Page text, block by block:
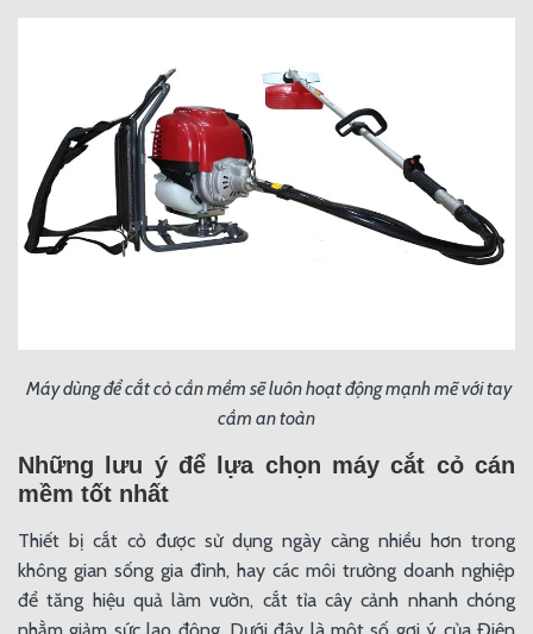
Máy dùng để cắt cỏ cần mềm sẽ luôn hoạt động mạnh mẽ với tay
cầm an toàn
Những lưu ý để lựa chọn máy cắt cỏ cán
mềm tốt nhất
Thiết bị cắt cỏ được sử dụng ngày càng nhiều hơn trong
không gian sống gia đình, hay các môi trường doanh nghiệp
để tăng hiệu quả làm vườn, cắt tỉa cây cảnh nhanh chóng